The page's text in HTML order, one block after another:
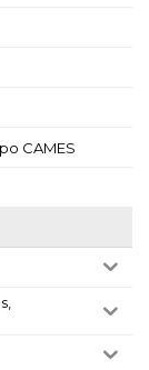
CAMES